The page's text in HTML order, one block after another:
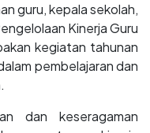
guru, kepala sekolah,
Kinerja Guru
kegiatan tahunan
pembelajaran dan
dan keseragaman